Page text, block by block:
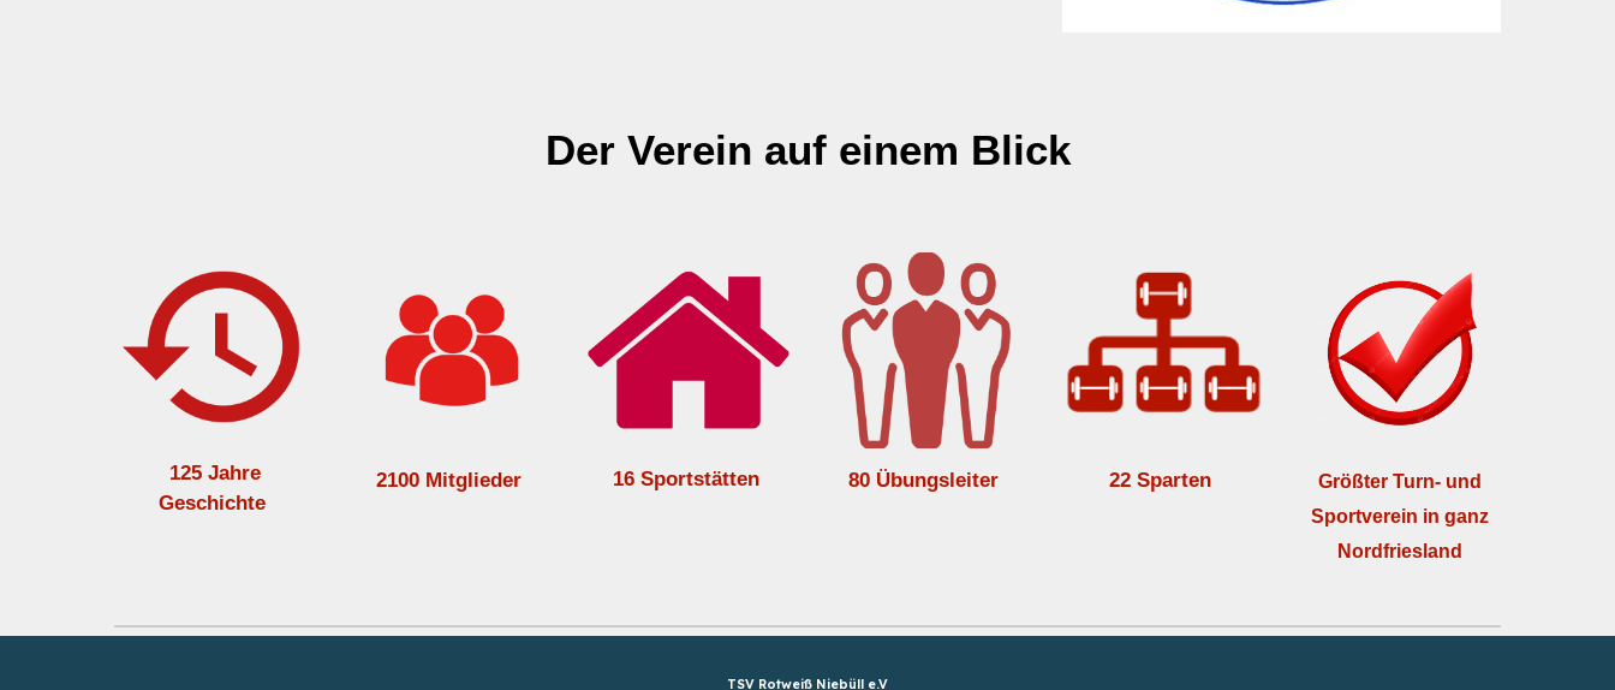
Der Verein auf einem Blick
125 Jahre
Geschichte
2100 Mitglieder 16 Sportstätten 80 Übungsleiter 22 Sparten Größter Turn- und
Sportverein in ganz
Nordfriesland
TSV Rotweiß Niebüll e.V